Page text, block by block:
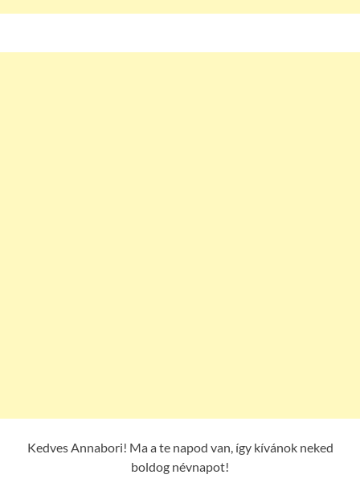
Kedves Annabori! Ma a te napod van, így kívánok neked
boldog névnapot!